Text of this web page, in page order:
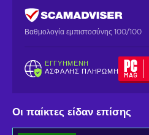
Βαθμολογία εμπιστοσύνης 100/100
ΕΓΓΥΗΜΈΝΗ
ΑΣΦΑΛΉΣ ΠΛΗΡΩΜΉ
Οι παίκτες είδαν επίσης